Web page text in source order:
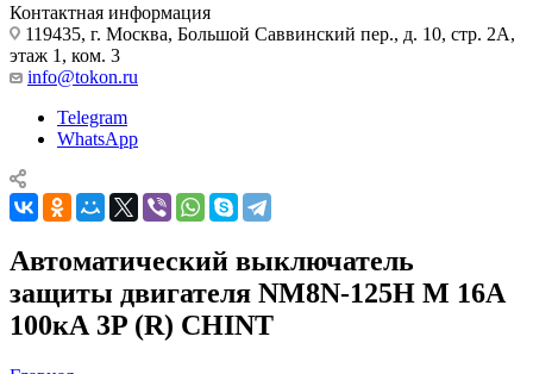
Контактная информация
119435, г. Москва, Большой Саввинский пер., д. 10, стр. 2А,
этаж 1, ком. 3
info@tokon.ru
Telegram
WhatsApp
Автоматический выключатель
защиты двигателя NM8N-125H M 16А
100кА 3P (R) CHINT